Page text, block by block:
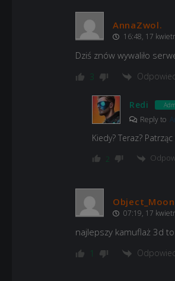
AnnaZwol.
16:48, 17
Dziś znów wywaliło
3
Redi
Reply to
Kiedy? Teraz?
2
Object_Moon
07:19, 17
najlepszy kamuflaż 3d
1